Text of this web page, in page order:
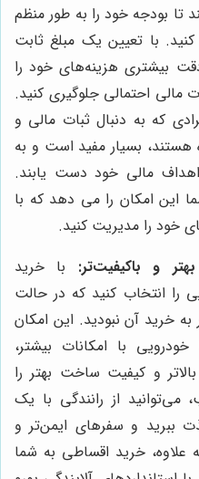
تا بودجه خود را به طور منظم
با تعیین یک مبلغ ثابت
بیشتری هزینه‌های خود را
مالی احتمالی جلوگیری کنید.
که به دنبال ثبات مالی و
هستند، بسیار مفید است و به
مالی خود دست یابند.
این امکان را می دهد که با
خود را مدیریت کنید.
و باکیفیت‌تر: با خرید
را انتخاب کنید که در حالت
خرید آن نبودید. این امکان
با امکانات بیشتر،
و کیفیت ساخت بهتر را
می‌توانید از رانندگی با یک
ببرید و سفرهای ایمن‌تر و
علاوه، خرید اقساطی به شما